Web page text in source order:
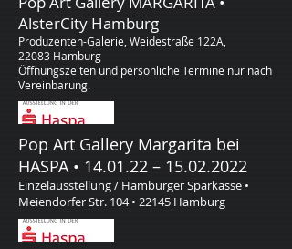
AlsterCity Hamburg
Produzenten-Galerie, Weidestraße 122A,
22083 Hamburg
Öffnungszeiten und persönliche Termine nur nach
Vereinbarung.
Pop Art Gallery Margarita bei
HASPA • 14.01.22 – 15.02.2022
Einzelausstellung / Hamburger Sparkasse •
Meiendorfer Str. 104 • 22145 Hamburg